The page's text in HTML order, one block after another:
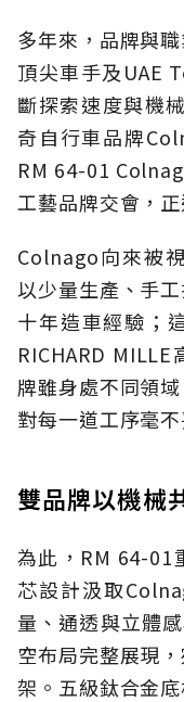
多年來，品牌與
頂尖車手及UAE
斷探索速度與機
奇自行車品牌
RM 64-01
工藝品牌交會，
Colnago向來被
以少量生產、手
十年造車經驗；
RICHARD
牌雖身處不同領
對每一道工序毫
雙品牌以機械
為此，RM 64-01
芯設計汲取
量、通透與立體
空布局完整展現
架。五級鈦合金